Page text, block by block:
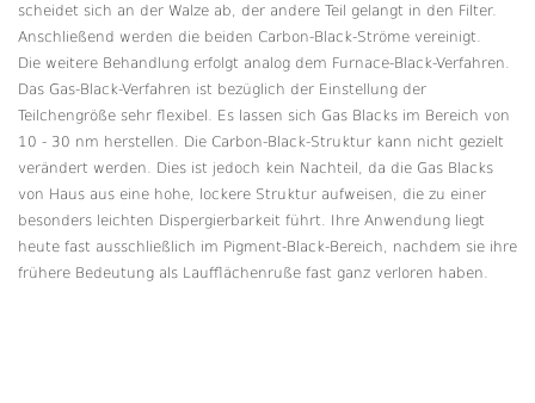
scheidet sich an der Walze ab, der andere Teil gelangt in den Filter.
Anschließend werden die beiden Carbon-Black-Ströme vereinigt.
Die weitere Behandlung erfolgt analog dem Furnace-Black-Verfahren.
Das Gas-Black-Verfahren ist bezüglich der Einstellung der
Teilchengröße sehr flexibel. Es lassen sich Gas Blacks im Bereich von
10 - 30 nm herstellen. Die Carbon-Black-Struktur kann nicht gezielt
verändert werden. Dies ist jedoch kein Nachteil, da die Gas Blacks
von Haus aus eine hohe, lockere Struktur aufweisen, die zu einer
besonders leichten Dispergierbarkeit führt. Ihre Anwendung liegt
heute fast ausschließlich im Pigment-Black-Bereich, nachdem sie ihre
frühere Bedeutung als Laufflächenruße fast ganz verloren haben.